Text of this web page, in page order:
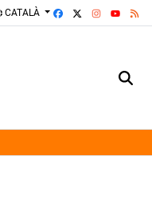
CATALÀ FACEBOOK
YOUTUBE